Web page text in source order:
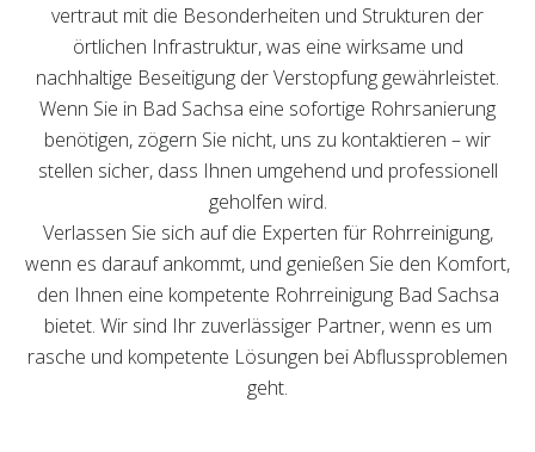
vertraut mit die Besonderheiten und Strukturen der
örtlichen Infrastruktur, was eine wirksame und
nachhaltige Beseitigung der Verstopfung gewährleistet.
Wenn Sie in Bad Sachsa eine sofortige Rohrsanierung
benötigen, zögern Sie nicht, uns zu kontaktieren – wir
stellen sicher, dass Ihnen umgehend und professionell
geholfen wird.
Verlassen Sie sich auf die Experten für Rohrreinigung,
wenn es darauf ankommt, und genießen Sie den Komfort,
den Ihnen eine kompetente Rohrreinigung Bad Sachsa
bietet. Wir sind Ihr zuverlässiger Partner, wenn es um
rasche und kompetente Lösungen bei Abflussproblemen
geht.